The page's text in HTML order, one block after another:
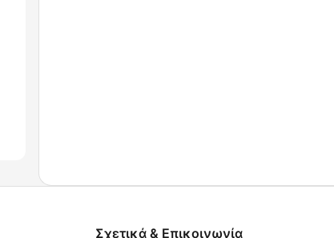
Σχετικά & Επικοινωνία